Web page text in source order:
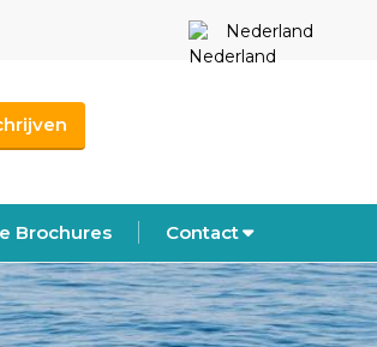
Nederland
Brochures Contact